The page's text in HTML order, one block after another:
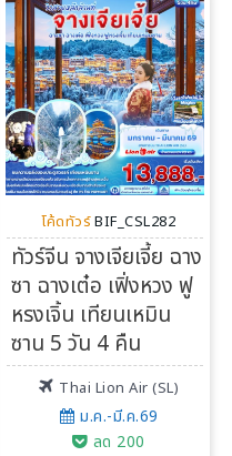
โค้ดทัวร์ BIF_CSL282
ทัวร์จีน จางเจียเจี้ย ฉาง
ซา ฉางเต๋อ เฟิ่งหวง ฟู
หรงเจิ้น เทียนเหมิน
ซาน 5 วัน 4 คืน
Thai Lion Air (SL)
ม.ค.-มี.ค.69
ลด 200